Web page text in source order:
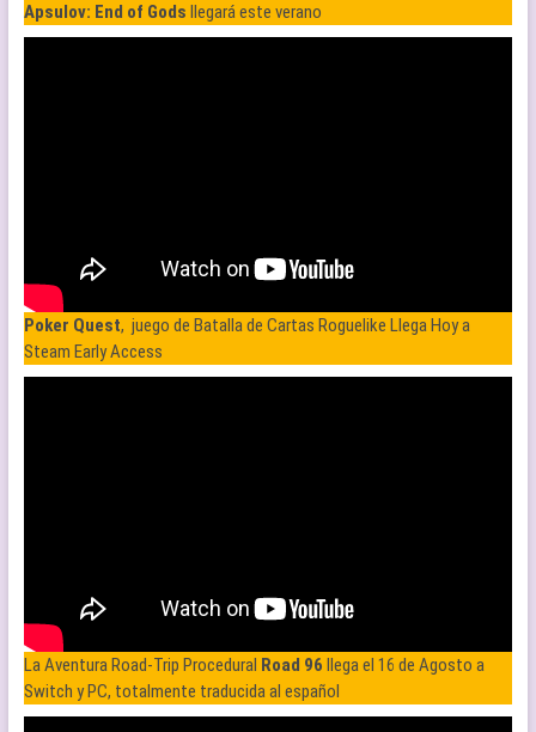
Apsulov: End of Gods llegará este verano
Poker Quest, juego de Batalla de Cartas Roguelike Llega Hoy a
Steam Early Access
La Aventura Road-Trip Procedural Road 96 llega el 16 de Agosto a
Switch y PC, totalmente traducida al español